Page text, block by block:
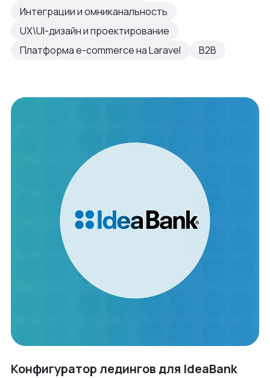
Интеграции и омниканальность
UX\UI-дизайн и проектирование
Платформа e-commerce на Laravel
B2B
Конфигуратор ледингов для IdeaBank